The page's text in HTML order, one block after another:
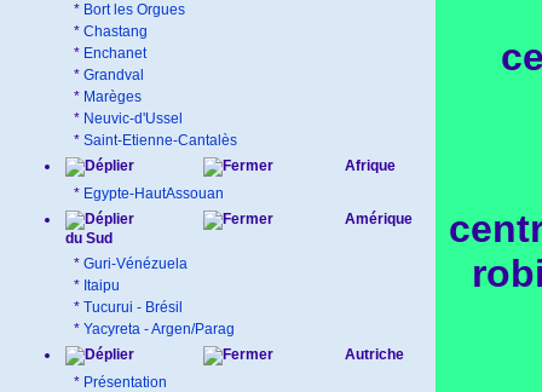
* Bort les Orgues
* Chastang
* Enchanet
* Grandval
* Marèges
* Neuvic-d'Ussel
* Saint-Etienne-Cantalès
Afrique
* Egypte-HautAssouan
Amérique
du Sud
* Guri-Vénézuela
* Itaipu
* Tucurui - Brésil
* Yacyreta - Argen/Parag
Autriche
* Présentation